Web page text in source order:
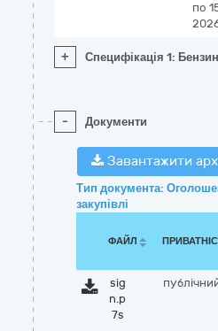
по
+ Специфікація 1: Бензин
- Документи
Завантажити
Тип документа:
закупівлі
ФАЙЛ
sig
n.p
7s